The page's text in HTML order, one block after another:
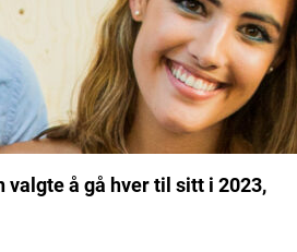
valgte å gå hver til sitt i 2023,